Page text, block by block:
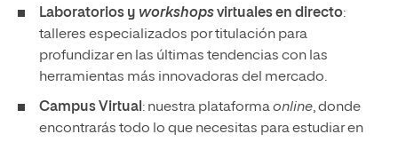
Laboratorios y workshopsvirtuales en directo:
talleres especializados por titulación para
profundizar en las últimas tendencias con las
herramientas más innovadoras del mercado.
Campus Virtual : nuestra plataformaonline, donde
encontrarás todo lo que necesitas para estudiar en